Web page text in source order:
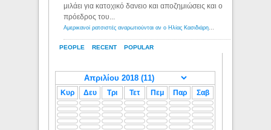
PEOPLE RECENT POPULAR
μιλάει για κατοχικό δανειο και αποζημιώσεις και ο
πρόεδρος του...
Κυρ Δευ Τρι Τετ Πεμ Παρ Σαβ